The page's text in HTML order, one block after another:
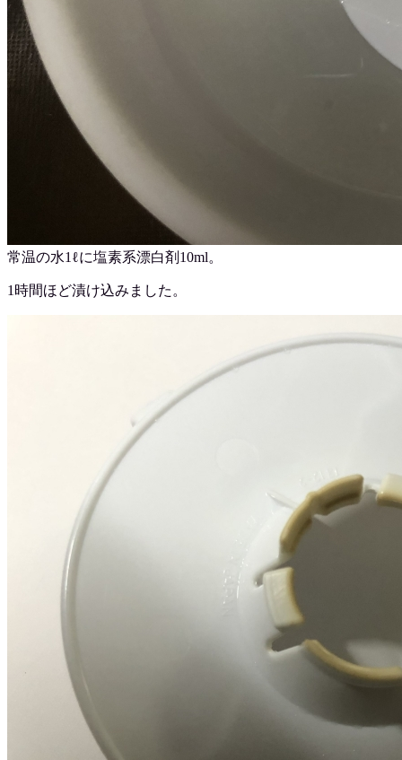
常温の水1ℓに塩素系漂白剤10ml。
1時間ほど漬け込みました。